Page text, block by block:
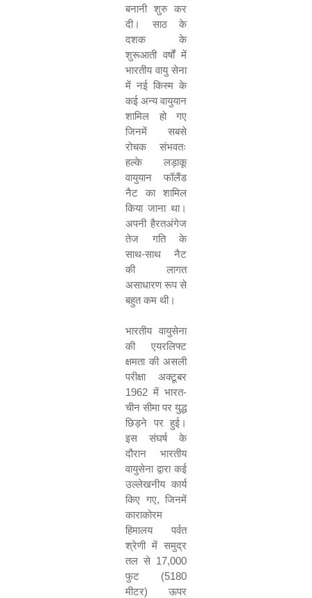
बनानी शुरु कर
दी। साठ के
दशक के
शुरूआती वर्षों में
भारतीय वायु सेना
में नई किस्म के
कई अन्‍य वायुयान
शामिल हो गए
जिनमें सबसे
रोचक संभवतः
हल्के लड़ाकू
वायुयान फॉलैंड
नैट का शामिल
किया जाना था।
अपनी हैरतअंगेज
तेज गति के
साथ-साथ नैट
की लागत
असाधारण रूप से
बहुत कम थी।
भारतीय वायुसेना
की एयरलिफ्ट
क्षमता की असली
परीक्षा अक्टूबर
1962 में भारत-
चीन सीमा पर युद्ध
छिड़ने पर हुई।
इस संघर्ष के
दौरान भारतीय
वायुसेना द्वारा कई
उल्लेखनीय कार्य
किए गए, जिनमें
काराकोरम
हिमालय पर्वत
श्रेणी में समुद्र
तल से 17,000
फुट (5180
मीटर) ऊपर